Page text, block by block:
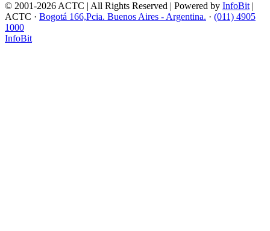
© 2001-2026 ACTC | All Rights Reserved | Powered by InfoBit|
ACTC · Bogotá 166,Pcia. Buenos Aires - Argentina. · (011) 4905
1000
InfoBit